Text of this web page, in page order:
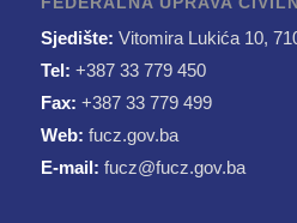
Sjedište: Vitomira Lukića 10,
Tel: +387 33 779 450
Fax: +387 33 779 499
Web: fucz.gov.ba
E-mail: fucz@fucz.gov.ba